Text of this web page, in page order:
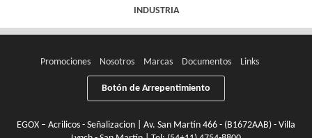
INDUSTRIA
Promociones Nosotros Marcas Documentos Links
Botón de Arrepentimiento
EGOX – Acrilicos - Señalizacion | Av. San Martín 466 - (B1672AAB) - Villa